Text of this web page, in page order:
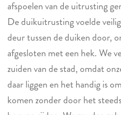
afspoelen van de uitrusting
De duikuitrusting voelde
deur tussen de duiken door,
afgesloten met een hek. We
zuiden van de stad, omdat
daar liggen en het handig is
komen zonder door het